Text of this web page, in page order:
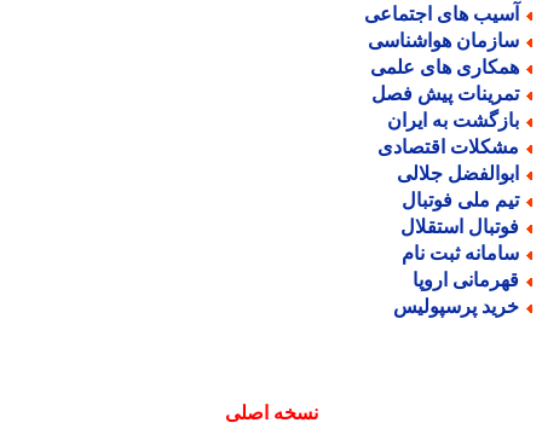
های اجتماعی
هواشناسی
های علمی
پیش فصل
به ایران
اقتصادی
جلالی
ملی فوتبال
استقلال
ثبت نام
اروپا
پرسپولیس
نسخه اصلی